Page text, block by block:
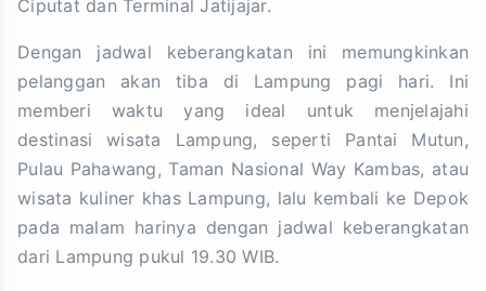
Ciputat dan Terminal Jatijajar.
Dengan jadwal keberangkatan ini memungkinkan
pelanggan akan tiba di Lampung pagi hari. Ini
memberi waktu yang ideal untuk menjelajahi
destinasi wisata Lampung, seperti Pantai Mutun,
Pulau Pahawang, Taman Nasional Way Kambas, atau
wisata kuliner khas Lampung, lalu kembali ke Depok
pada malam harinya dengan jadwal keberangkatan
dari Lampung pukul 19.30 WIB.